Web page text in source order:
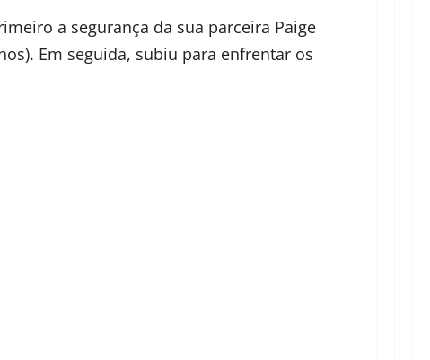
a segurança da sua parceira Paige
Em seguida, subiu para enfrentar os